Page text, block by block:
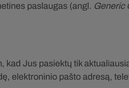
paslaugas (angl. Generic
kad Jus pasiektų tik
elektroninio pašto adresą,